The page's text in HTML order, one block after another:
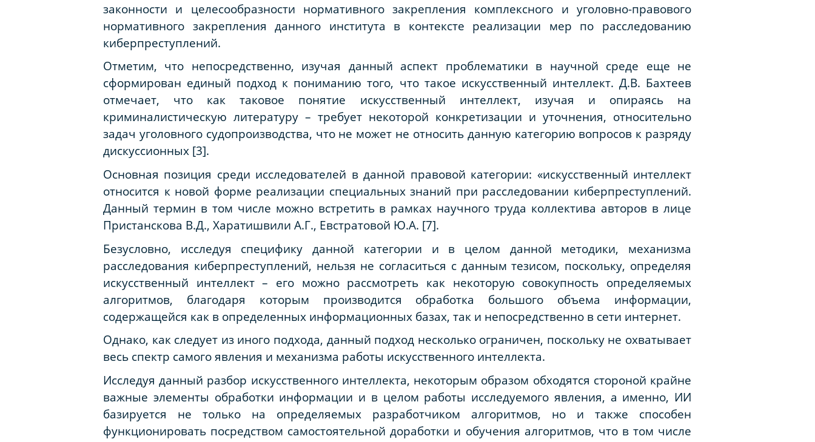
законности и целесообразности нормативного закрепления комплексного и уголовно-правового
нормативного закрепления данного института в контексте реализации мер по расследованию
киберпреступлений.
Отметим, что непосредственно, изучая данный аспект проблематики в научной среде еще не
сформирован единый подход к пониманию того, что такое искусственный интеллект. Д.В. Бахтеев
отмечает, что как таковое понятие искусственный интеллект, изучая и опираясь на
криминалистическую литературу – требует некоторой конкретизации и уточнения, относительно
задач уголовного судопроизводства, что не может не относить данную категорию вопросов к разряду
дискуссионных [3].
Основная позиция среди исследователей в данной правовой категории: «искусственный интеллект
относится к новой форме реализации специальных знаний при расследовании киберпреступлений.
Данный термин в том числе можно встретить в рамках научного труда коллектива авторов в лице
Пристанскова В.Д., Харатишвили А.Г., Евстратовой Ю.А. [7].
Безусловно, исследуя специфику данной категории и в целом данной методики, механизма
расследования киберпреступлений, нельзя не согласиться с данным тезисом, поскольку, определяя
искусственный интеллект – его можно рассмотреть как некоторую совокупность определяемых
алгоритмов, благодаря которым производится обработка большого объема информации,
содержащейся как в определенных информационных базах, так и непосредственно в сети интернет.
Однако, как следует из иного подхода, данный подход несколько ограничен, поскольку не охватывает
весь спектр самого явления и механизма работы искусственного интеллекта.
Исследуя данный разбор искусственного интеллекта, некоторым образом обходятся стороной крайне
важные элементы обработки информации и в целом работы исследуемого явления, а именно, ИИ
базируется не только на определяемых разработчиком алгоритмов, но и также способен
функционировать посредством самостоятельной доработки и обучения алгоритмов, что в том числе